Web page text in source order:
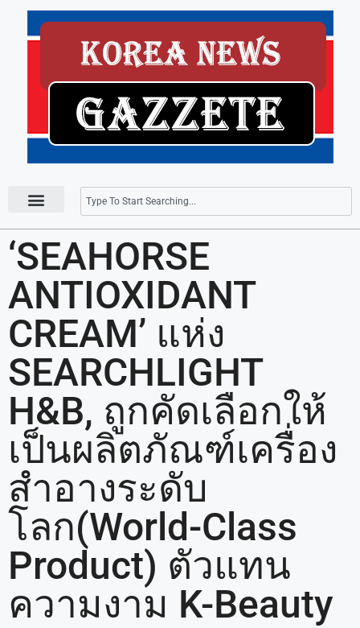
‘SEAHORSE
ANTIOXIDANT
CREAM’ แห่ง
SEARCHLIGHT
H&B, ถูกคัดเลือกให้
เป็นผลิตภัณฑ์เครื่อง
สำอางระดับ
โลก(World-Class
Product) ตัวแทน
ความงาม K-Beauty